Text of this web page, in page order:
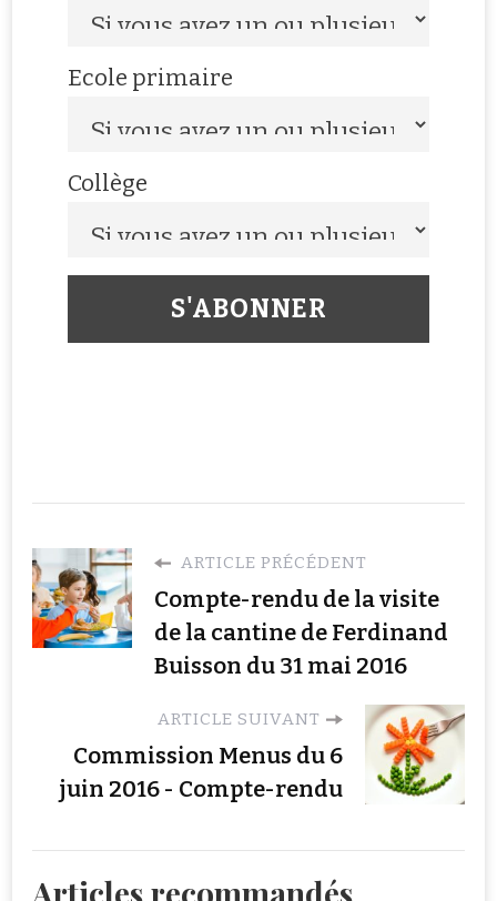
Ecole primaire
Collège
ARTICLE PRÉCÉDENT
Compte-rendu de la visite
de la cantine de Ferdinand
Buisson du 31 mai 2016
ARTICLE SUIVANT
Commission Menus du 6
juin 2016 - Compte-rendu
Articles recommandés